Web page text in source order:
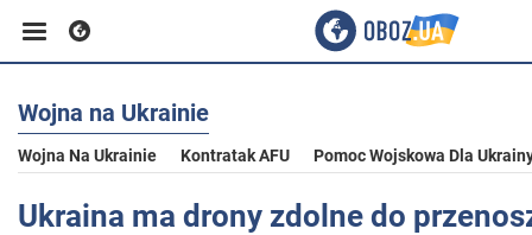
Biznes
Sport
Wojna na Ukrainie
Wojna Na Ukrainie Kontratak AFU Pomoc Wojskowa Dla
Ukraina ma drony zdolne do